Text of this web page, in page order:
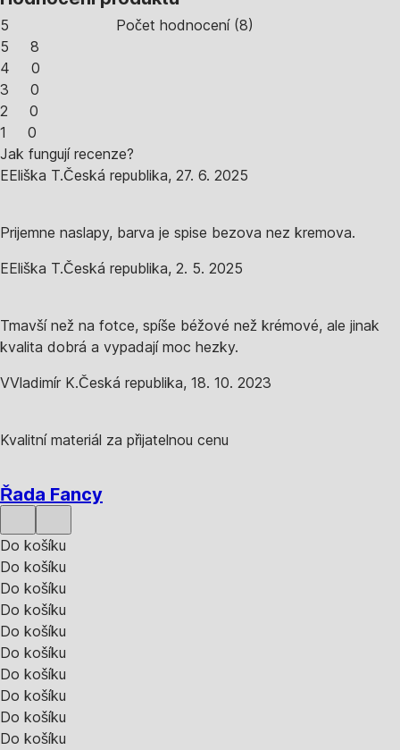
5 Počet hodnocení(8)
5
8
4
0
3
0
2
0
1
0
Jak fungují recenze?
EEliška T.Česká republika, 27. 6. 2025
Prijemne naslapy, barva je spise bezova nez kremova.
EEliška T.Česká republika, 2. 5. 2025
Tmavší než na fotce, spíše béžové než krémové, ale jinak
kvalita dobrá a vypadají moc hezky.
VVladimír K.Česká republika, 18. 10. 2023
Kvalitní materiál za přijatelnou cenu
Řada Fancy
Do košíku
Do košíku
Do košíku
Do košíku
Do košíku
Do košíku
Do košíku
Do košíku
Do košíku
Do košíku